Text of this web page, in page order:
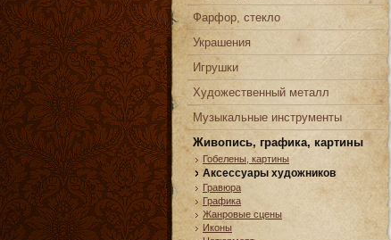
Фарфор, стекло
Украшения
Игрушки
Художественный металл
Музыкальные инструменты
Живопись, графика, картины
Гобелены, картины
Аксессуары художников
Гравюра
Графика
Жанровые сцены
Иконы